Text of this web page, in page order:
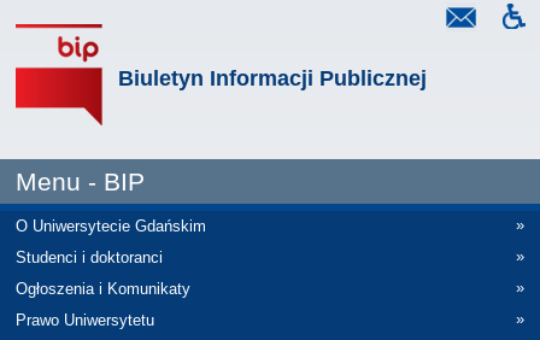
Biuletyn Informacji Publicznej
Menu - BIP
O Uniwersytecie Gdańskim
»
Studenci i doktoranci
»
Ogłoszenia i Komunikaty
»
Prawo Uniwersytetu
»